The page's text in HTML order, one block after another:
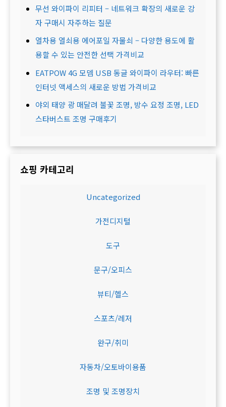
무선 와이파이 리피터 – 네트워크 확장의 새로운 강
자 구매시 자주하는 질문
열차용 열쇠용 에어포일 자물쇠 – 다양한 용도에 활
용할 수 있는 안전한 선택 가격비교
EATPOW 4G 모뎀 USB 동글 와이파이 라우터: 빠른
인터넷 액세스의 새로운 방법 가격비교
야외 태양 광 매달려 불꽃 조명, 방수 요정 조명, LED
스타버스트 조명 구매후기
쇼핑 카테고리
Uncategorized
가전디지털
도구
문구/오피스
뷰티/헬스
스포츠/레저
완구/취미
자동차/오토바이용품
조명 및 조명장치